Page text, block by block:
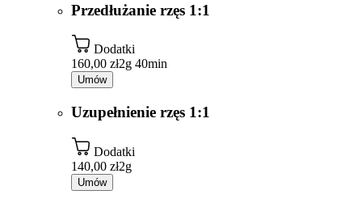
Przedłużanie rzęs 1:1
Dodatki
160,00 zł2g 40min
Umów
Uzupełnienie rzęs 1:1
Dodatki
140,00 zł2g
Umów